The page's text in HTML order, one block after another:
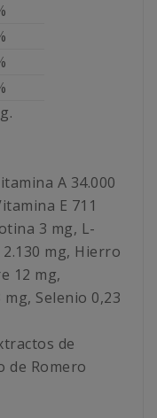
A 34.000
E 711
3 mg, L-
mg, Hierro
12 mg,
Selenio 0,23
de
de Romero